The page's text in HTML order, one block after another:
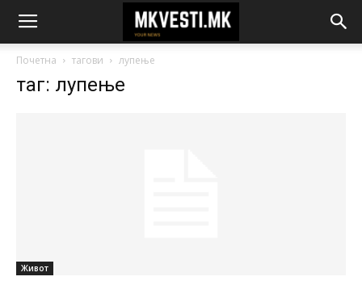
Почетна тагови лупење
таг: лупење
Живот